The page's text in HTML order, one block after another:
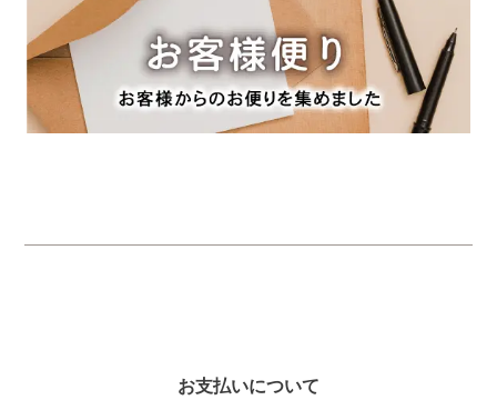
お支払いについて